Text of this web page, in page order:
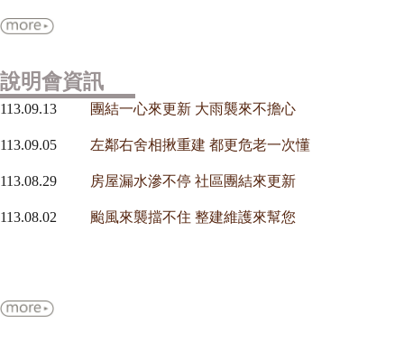
說明會資訊
團結一心來更新 大雨襲來不擔心
左鄰右舍相揪重建 都更危老一次懂
房屋漏水滲不停 社區團結來更新
颱風來襲擋不住 整建維護來幫您
113.09.13
113.09.05
113.08.29
113.08.02